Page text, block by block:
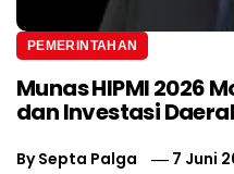
PEMERINTAHAN
Munas HIPMI 2026
dan Investasi
BySepta Palga 7 Juni